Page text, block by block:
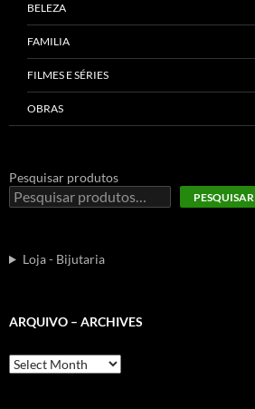
BELEZA
FAMILIA
FILMES E SÉRIES
OBRAS
Pesquisar produtos
PESQUISAR
Loja - Bijutaria
ARQUIVO – ARCHIVES
Arquivo
–